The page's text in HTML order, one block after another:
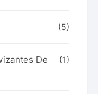
(5)
De
(1)